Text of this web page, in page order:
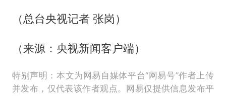
（总台央视记者 张岗）
（来源：央视新闻客户端）
特别声明：本文为网易自媒体平台“网易号”作者上传
并发布，仅代表该作者观点。网易仅提供信息发布平